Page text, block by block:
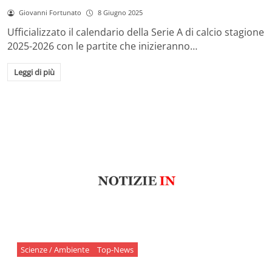
Giovanni Fortunato 8 Giugno 2025
Ufficializzato il calendario della Serie A di calcio stagione
2025-2026 con le partite che inizieranno…
Leggi di più
Scienze / Ambiente Top-News